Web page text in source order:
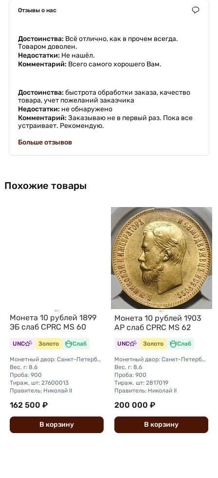
Отзывы о нас
Достоинства: Всё отлично, как в прочем всегда.
Товаром доволен.
Недостатки: Не нашёл.
Комментарий: Всего самого хорошего Вам.
Достоинства: быстрота обработки заказа, качество
товара, учет пожеланий заказчика
Недостатки: не обнаружено
Комментарий: Заказываю не в первый раз. Пока все
устраивает. Рекомендую.
Больше отзывов
Похожие товары
Монета 10 рублей 1899
ЭБ слаб CPRC MS 60
UNC Золото Слаб
Монетный двор: Санкт-Петербургский монетный двор
Вес, г: 8,6
Проба: 900
Тираж, шт: 27600013
Правитель: Николай II
162 500 ₽
В корзину
Монета 10 рублей 1903
АР слаб CPRC MS 62
UNC Золото Слаб
Монетный двор: Санкт-Петербургский монетный двор
Вес, г: 8,6
Проба: 900
Тираж, шт: 2817019
Правитель: Николай II
200 000 ₽
В корзину